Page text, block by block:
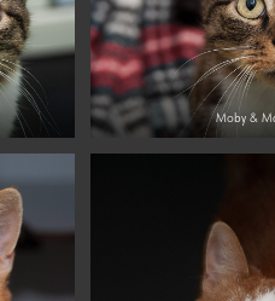
Moby &